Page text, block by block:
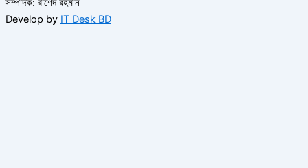
সম্পাদক: রাশেদ রহমান
Develop by IT Desk BD